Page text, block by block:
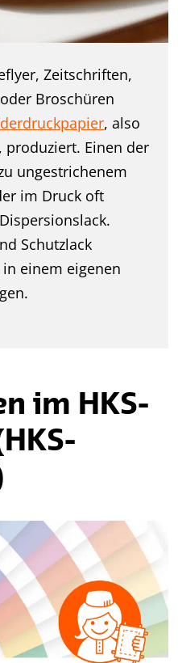
Zeitschriften,
Broschüren
, also
Einen der
ungestrichenem
im Druck oft
Schutzlack
einem eigenen
im HKS-